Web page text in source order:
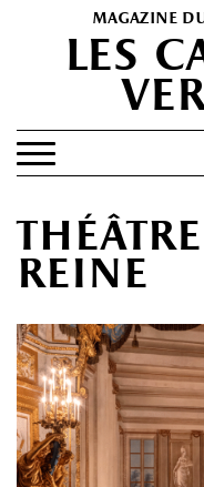
magazine
les
Search Button
reine